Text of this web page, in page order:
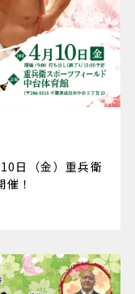
日（金）重兵衛
！